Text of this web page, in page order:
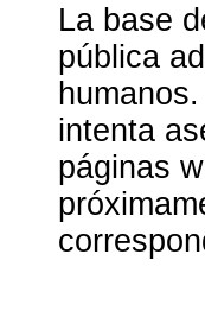
La base
pública
intenta
páginas